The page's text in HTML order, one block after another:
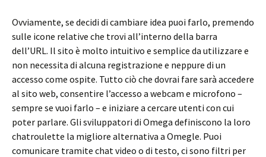
Ovviamente, se decidi di cambiare idea puoi farlo, premendo
sulle icone relative che trovi all’interno della barra
dell’URL. Il sito è molto intuitivo e semplice da utilizzare e
non necessita di alcuna registrazione e neppure di un
accesso come ospite. Tutto ciò che dovrai fare sarà accedere
al sito web, consentire l’accesso a webcam e microfono –
sempre se vuoi farlo – e iniziare a cercare utenti con cui
poter parlare. Gli sviluppatori di Omega definiscono la loro
chatroulette la migliore alternativa a Omegle. Puoi
comunicare tramite chat video o di testo, ci sono filtri per